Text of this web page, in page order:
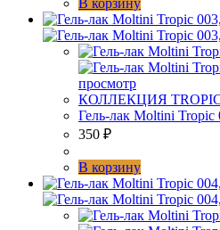
просмотр
КОЛЛЕКЦИЯ
Гель-лак Moltini Tropic
350 ₽
В корзину